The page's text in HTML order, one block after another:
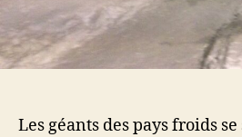
Les géants des pays froids